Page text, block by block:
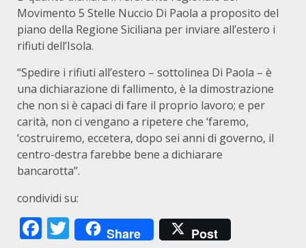
Movimento 5 Stelle Nuccio Di Paola a proposito del
piano della Regione Siciliana per inviare all’estero i
rifiuti dell’Isola.
“Spedire i rifiuti all’estero – sottolinea Di Paola – è
una dichiarazione di fallimento, è la dimostrazione
che non si è capaci di fare il proprio lavoro; e per
carità, non ci vengano a ripetere che ‘faremo,
‘costruiremo, eccetera, dopo sei anni di governo, il
centro-destra farebbe bene a dichiarare
bancarotta”.
condividi su:
Facebook
Twitter
Share Post